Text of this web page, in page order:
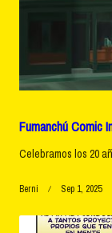
Fumanchú Comic
Celebramos los 20
Berni Sep 1, 2025